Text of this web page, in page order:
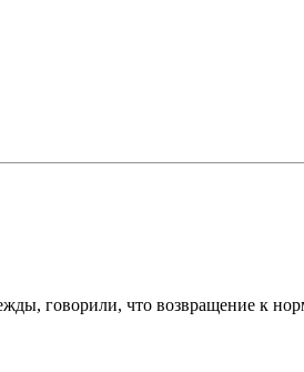
говорили, что возвращение к